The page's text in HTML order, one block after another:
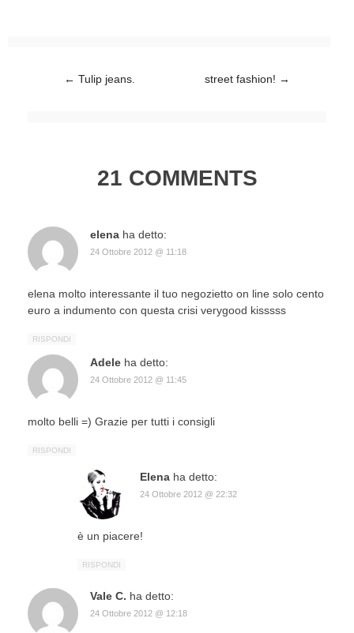
Post navigation
← Tulip jeans. street fashion! →
21 COMMENTS
elena ha detto:
24 Ottobre 2012 @ 11:18
elena molto interessante il tuo negozietto on line solo cento
euro a indumento con questa crisi verygood kisssss
RISPONDI
Adele ha detto:
24 Ottobre 2012 @ 11:45
molto belli =) Grazie per tutti i consigli
RISPONDI
Elena ha detto:
24 Ottobre 2012 @ 22:32
è un piacere!
RISPONDI
Vale C. ha detto:
24 Ottobre 2012 @ 12:18